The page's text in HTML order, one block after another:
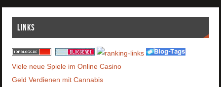
Links
Viele neue Spiele im Online Casino
Geld Verdienen mit Cannabis